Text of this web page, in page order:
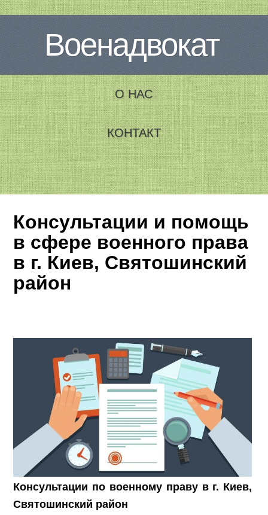
Военадвокат
О НАС
КОНТАКТ
Консультации и помощь
в сфере военного права
в г. Киев, Святошинский
район
Консультации по военному праву в г. Киев,
Святошинский район